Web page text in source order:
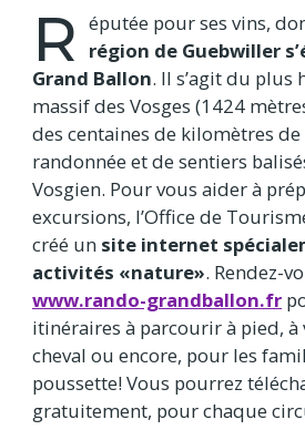
R éputée pour ses vins,
région de Guebwiller
Grand Ballon. Il s’agit du
massif des Vosges (1424
des centaines de kilomètres
randonnée et de sentiers
Vosgien. Pour vous aider à
excursions, l’Office de
créé un site internet
activités «nature». Rendez-
www.rando-grandballon.fr
itinéraires à parcourir à pied, à
cheval ou encore, pour les
poussette! Vous pourrez
gratuitement, pour chaque